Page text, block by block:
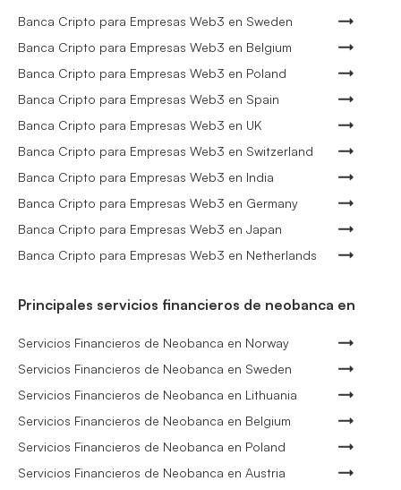
Banca Cripto para Empresas Web3 en Sweden
Banca Cripto para Empresas Web3 en Belgium
Banca Cripto para Empresas Web3 en Poland
Banca Cripto para Empresas Web3 en Spain
Banca Cripto para Empresas Web3 en UK
Banca Cripto para Empresas Web3 en Switzerland
Banca Cripto para Empresas Web3 en India
Banca Cripto para Empresas Web3 en Germany
Banca Cripto para Empresas Web3 en Japan
Banca Cripto para Empresas Web3 en Netherlands
Principales servicios financieros de neobanca en
Servicios Financieros de Neobanca en Norway
Servicios Financieros de Neobanca en Sweden
Servicios Financieros de Neobanca en Lithuania
Servicios Financieros de Neobanca en Belgium
Servicios Financieros de Neobanca en Poland
Servicios Financieros de Neobanca en Austria